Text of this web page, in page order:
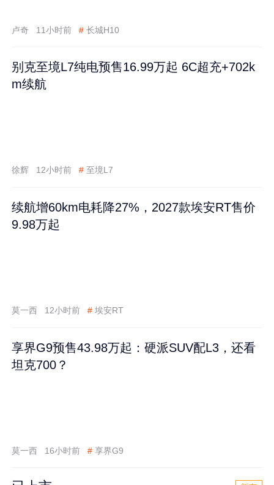
卢奇 11小时前 # 长城H10
别克至境L7纯电预售16.99万起 6C超充+702k
m续航
徐辉 12小时前 # 至境L7
续航增60km电耗降27%，2027款埃安RT售价
9.98万起
莫一西 12小时前 # 埃安RT
享界G9预售43.98万起：硬派SUV配L3，还看
坦克700？
莫一西 16小时前 # 享界G9